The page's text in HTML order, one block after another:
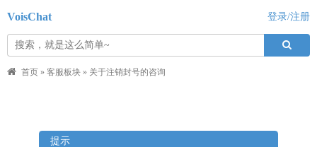
VoisChat 登录/注册
首页 » 客服板块 » 关于注销封号的咨询
提示